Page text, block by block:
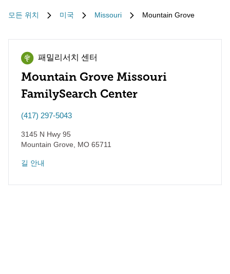
모든 위치 미국 Missouri Mountain Grove
패밀리서치 센터
Mountain Grove Missouri
FamilySearch Center
(417) 297-5043
3145 N Hwy 95
Mountain Grove
MO 65711
길 안내